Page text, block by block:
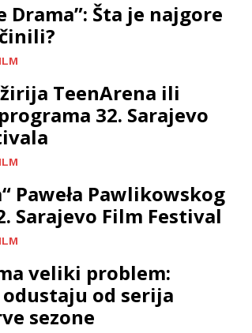
Drama”: Šta je najgore
TeenArena ili
32. Sarajevo
Paweła Pawlikowskog
Sarajevo Film Festival
veliki problem:
odustaju od serija
sezone